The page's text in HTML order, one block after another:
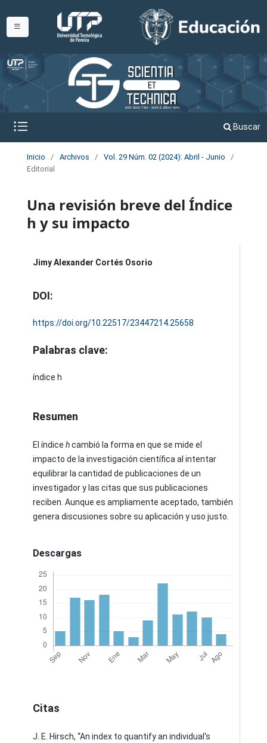
Buscar
Inicio / Archivos / Vol. 29 Núm. 02 (2024): Abril - Junio
/
Editorial
Una revisión breve del Índice
h y su impacto
Jimy Alexander Cortés Osorio
DOI:
https://doi.org/10.22517/23447214.25658
Palabras clave:
índice h
Resumen
El índicehcambió la forma en que se mide el
impacto de la investigación científica al intentar
equilibrar la cantidad de publicaciones de un
investigador y las citas que sus publicaciones
reciben. Aunque es ampliamente aceptado, también
genera discusiones sobre su aplicación y uso justo.
Descargas
Citas
J. E. Hirsch, “An index to quantify an individual's